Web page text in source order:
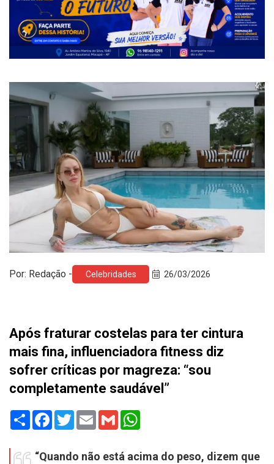
Por: Redação - Celebridades 26/03/2026
Após fraturar costelas para ter cintura
mais fina, influenciadora fitness diz
sofrer críticas por magreza: “sou
completamente saudável”
Share Facebook
TwitterEmail Gmail
“Quando não está acima do peso, dizem que